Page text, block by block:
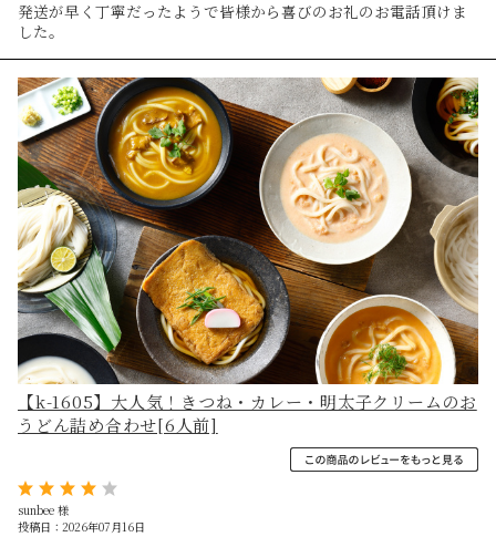
発送が早く丁寧だったようで皆様から喜びのお礼のお電話頂けま
した。
【k-1605】大人気！きつね・カレー・明太子クリームのお
うどん詰め合わせ[6人前]
sunbee 様
投稿日：2026年07月16日